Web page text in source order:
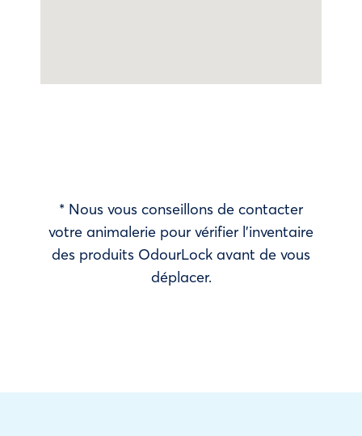
* Nous vous conseillons de contacter
votre animalerie pour vérifier l’inventaire
des produits OdourLock avant de vous
déplacer.